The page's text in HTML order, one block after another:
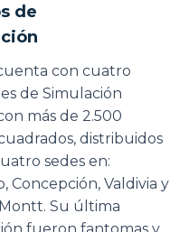
de
con cuatro
de Simulación
más de 2.500
distribuidos
sedes en:
Concepción, Valdivia y
Su última